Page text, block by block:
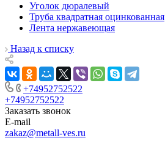
Уголок дюралевый
Труба квадратная оцинкованная
Лента нержавеющая
Назад к списку
+74952752522
+74952752522
Заказать звонок
E-mail
zakaz@metall-ves.ru